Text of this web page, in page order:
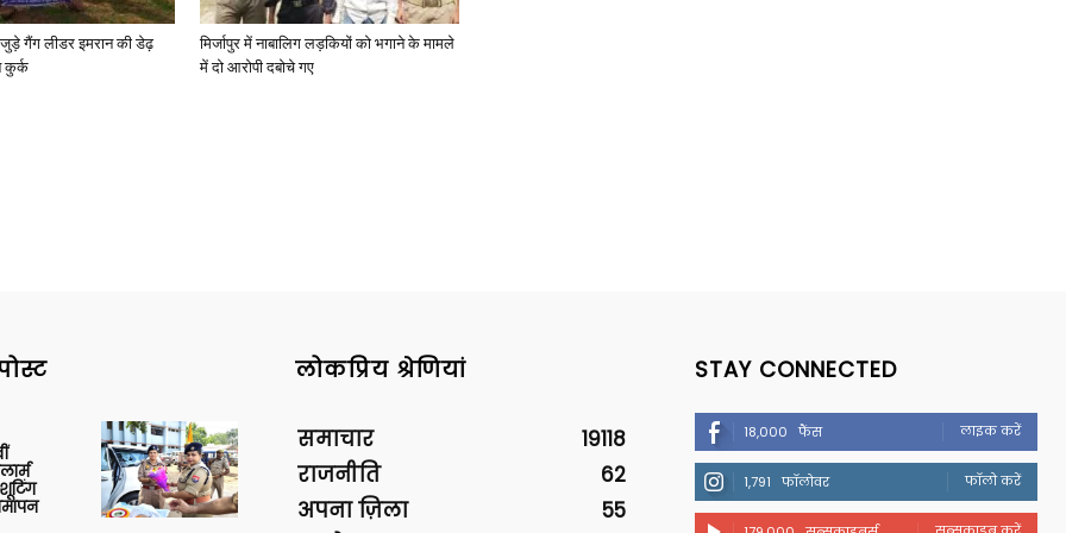
जुड़े गैंग लीडर इमरान की डेढ़
कुर्क
मिर्जापुर में नाबालिग लड़कियों को भगाने के मामले
में दो आरोपी दबोचे गए
लोकप्रिय श्रेणियां
समाचार
19118
राजनीति
62
अपना ज़िला
55
STAY CONNECTED
18,000 फैंस लाइक करें
1,791 फॉलोवर फॉलो करें